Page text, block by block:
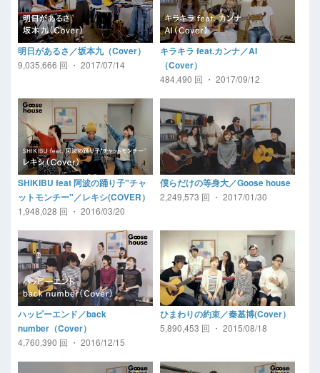
明日があるさ／坂本九（Cover）
9,035,666 回 ・ 2017/07/14
キラキラ feat.カンナ／AI
（Cover）
484,490 回 ・ 2017/09/12
SHIKIBU feat 阿波の踊り子"チャ
ットモンチー"／レキシ(COVER）
1,948,028 回 ・ 2016/03/20
僕らだけの等身大／Goose house
2,249,573 回 ・ 2017/01/30
ハッピーエンド／back
number（Cover）
4,760,390 回 ・ 2016/12/15
ひまわりの約束／秦基博(Cover）
5,890,453 回 ・ 2015/08/18